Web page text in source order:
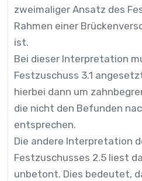
zweimaliger Ansatz des
Rahmen einer
ist.
Bei dieser Interpretation
Festzuschuss 3.1
hierbei dann um
die nicht den Befunden
entsprechen.
Die andere Interpretation
Festzuschusses 2.5 liest
unbetont. Dies bedeutet,